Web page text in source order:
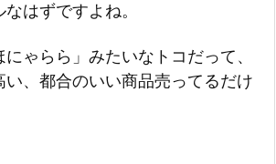
はずですよね。
にゃらら」みたいなトコだって、
、都合のいい商品売ってるだけ